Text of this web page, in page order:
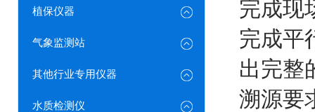
植保仪器
气象监测站
其他行业专用仪器
水质检测仪
完成现
完成平
出完整
溯源要